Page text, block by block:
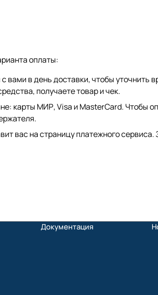
оплаты:
в день доставки, чтобы уточнить
получаете товар и чек.
карты МИР, Visa и MasterCard. Чтобы
вас на страницу платежного
Документация